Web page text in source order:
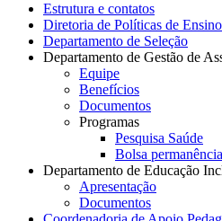
Estrutura e contatos
Diretoria de Políticas de
Departamento de Seleção
Departamento de Gestão de
Equipe
Benefícios
Documentos
Programas
Pesquisa Saúde
Bolsa permanência
Departamento de Educação
Apresentação
Documentos